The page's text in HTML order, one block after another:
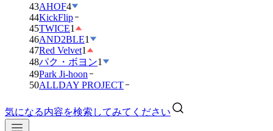
43AHOF4
44KickFlip
45TWICE1
46AND2BLE1
47Red Velvet1
48パク・ボヨン1
49Park Ji-hoon
50ALLDAY PROJECT
気になる内容を検索してみてください